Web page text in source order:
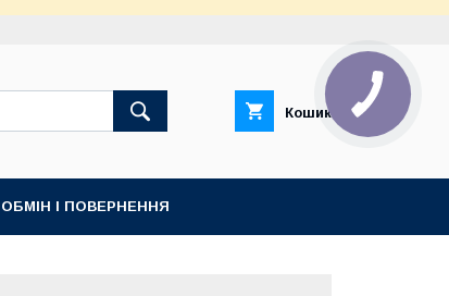
Кошик
ОБМІН І ПОВЕРНЕННЯ